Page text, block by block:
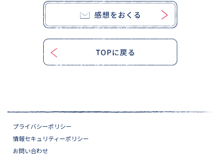
プライバシーポリシー
情報セキュリティーポリシー
お問い合わせ